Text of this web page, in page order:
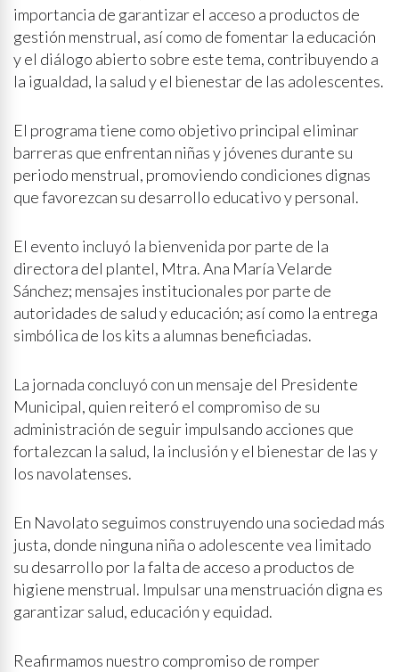
importancia de garantizar el acceso a productos de
gestión menstrual, así como de fomentar la educación
y el diálogo abierto sobre este tema, contribuyendo a
la igualdad, la salud y el bienestar de las adolescentes.
El programa tiene como objetivo principal eliminar
barreras que enfrentan niñas y jóvenes durante su
periodo menstrual, promoviendo condiciones dignas
que favorezcan su desarrollo educativo y personal.
El evento incluyó la bienvenida por parte de la
directora del plantel, Mtra. Ana María Velarde
Sánchez; mensajes institucionales por parte de
autoridades de salud y educación; así como la entrega
simbólica de los kits a alumnas beneficiadas.
La jornada concluyó con un mensaje del Presidente
Municipal, quien reiteró el compromiso de su
administración de seguir impulsando acciones que
fortalezcan la salud, la inclusión y el bienestar de las y
los navolatenses.
En Navolato seguimos construyendo una sociedad más
justa, donde ninguna niña o adolescente vea limitado
su desarrollo por la falta de acceso a productos de
higiene menstrual. Impulsar una menstruación digna es
garantizar salud, educación y equidad.
Reafirmamos nuestro compromiso de romper